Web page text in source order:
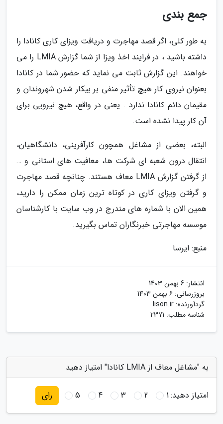
جمع بندی
به طور کلی، اگر قصد مهاجرت و دریافت ویزای کاری کانادا را
داشته باشید ، در فرایند اخذ ویزا از شما گزارش LMIA را می
خواهند. این گزارش ثابت می نماید که حضور شما در کانادا
بعنوان نیروی کار هیچ تأثیر منفی بر بیکار شدن شهروندان و
مقیمان دائم کانادا ندارد . یعنی در واقع، هیچ نیرویی برای
آن کار پیدا نشده است.
البته، بعضی از مشاغل همچون کارآفرینی، دانشگاهیان،
انتقال درون شعبه ای شرکت ها، معافیت های استانی و …
از گرفتن گزارش LMIA معاف هستند. چنانچه قصد مهاجرت
و گرفتن ویزای کاری در کوتاه ترین زمان ممکن را دارید،
همین الان با شماره های مندرج در وب سایت با کارشناسان
موسسه مهاجرتی خبرنگاران تماس بگیرید.
منبع: ایرسا
انتشار: 6 بهمن 1403
بروزرسانی: 6 بهمن 1403
گردآورنده: lison.ir
شناسه مطلب: 2371
به "مشاغل معاف از LMIA کانادا" امتیاز دهید
امتیاز دهید:1
2
3
4
5 رای